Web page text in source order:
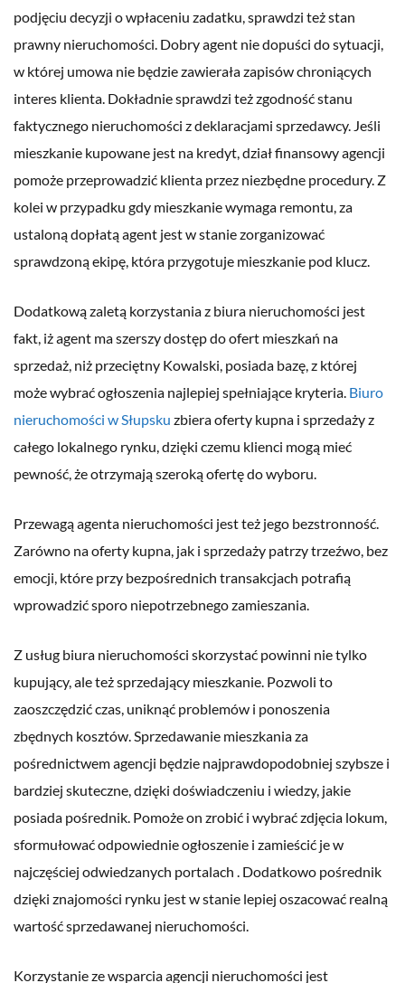
podjęciu decyzji o wpłaceniu zadatku, sprawdzi też stan
prawny nieruchomości. Dobry agent nie dopuści do sytuacji,
w której umowa nie będzie zawierała zapisów chroniących
interes klienta. Dokładnie sprawdzi też zgodność stanu
faktycznego nieruchomości z deklaracjami sprzedawcy. Jeśli
mieszkanie kupowane jest na kredyt, dział finansowy agencji
pomoże przeprowadzić klienta przez niezbędne procedury. Z
kolei w przypadku gdy mieszkanie wymaga remontu, za
ustaloną dopłatą agent jest w stanie zorganizować
sprawdzoną ekipę, która przygotuje mieszkanie pod klucz.
Dodatkową zaletą korzystania z biura nieruchomości jest
fakt, iż agent ma szerszy dostęp do ofert mieszkań na
sprzedaż, niż przeciętny Kowalski, posiada bazę, z której
może wybrać ogłoszenia najlepiej spełniające kryteria. Biuro
nieruchomości w Słupsku zbiera oferty kupna i sprzedaży z
całego lokalnego rynku, dzięki czemu klienci mogą mieć
pewność, że otrzymają szeroką ofertę do wyboru.
Przewagą agenta nieruchomości jest też jego bezstronność.
Zarówno na oferty kupna, jak i sprzedaży patrzy trzeźwo, bez
emocji, które przy bezpośrednich transakcjach potrafią
wprowadzić sporo niepotrzebnego zamieszania.
Z usług biura nieruchomości skorzystać powinni nie tylko
kupujący, ale też sprzedający mieszkanie. Pozwoli to
zaoszczędzić czas, uniknąć problemów i ponoszenia
zbędnych kosztów. Sprzedawanie mieszkania za
pośrednictwem agencji będzie najprawdopodobniej szybsze i
bardziej skuteczne, dzięki doświadczeniu i wiedzy, jakie
posiada pośrednik. Pomoże on zrobić i wybrać zdjęcia lokum,
sformułować odpowiednie ogłoszenie i zamieścić je w
najczęściej odwiedzanych portalach . Dodatkowo pośrednik
dzięki znajomości rynku jest w stanie lepiej oszacować realną
wartość sprzedawanej nieruchomości.
Korzystanie ze wsparcia agencji nieruchomości jest